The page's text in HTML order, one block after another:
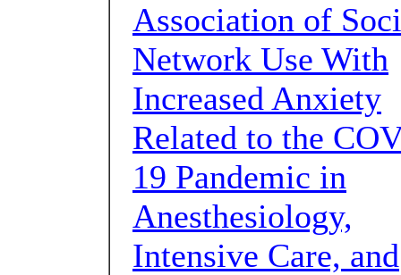
Association of
Network Use With
Increased Anxiety
Related to the
19 Pandemic in
Anesthesiology,
Intensive Care, and